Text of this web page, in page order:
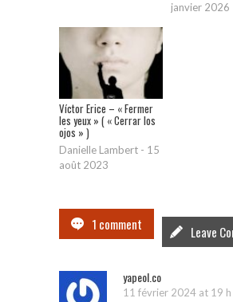
janvier 2026
Víctor Erice – « Fermer
les yeux » ( « Cerrar los
ojos » )
Danielle Lambert - 15
août 2023
1 comment Leave
yapeol.co
11 février 2024 at 19 h